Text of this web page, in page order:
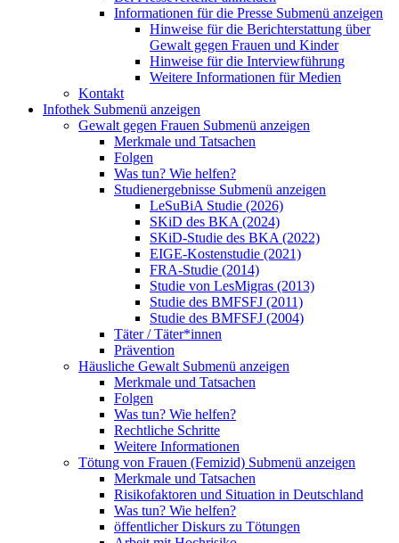
Informationen für die Presse Submenü anzeigen
Hinweise für die Berichterstattung über
Gewalt gegen Frauen und Kinder
Hinweise für die Interviewführung
Weitere Informationen für Medien
Kontakt
Infothek Submenü anzeigen
Gewalt gegen Frauen Submenü anzeigen
Merkmale und Tatsachen
Folgen
Was tun? Wie helfen?
Studienergebnisse Submenü anzeigen
LeSuBiA Studie (2026)
SKiD des BKA (2024)
SKiD-Studie des BKA (2022)
EIGE-Kostenstudie (2021)
FRA-Studie (2014)
Studie von LesMigras (2013)
Studie des BMFSFJ (2011)
Studie des BMFSFJ (2004)
Täter / Täter*innen
Prävention
Häusliche Gewalt Submenü anzeigen
Merkmale und Tatsachen
Folgen
Was tun? Wie helfen?
Rechtliche Schritte
Weitere Informationen
Tötung von Frauen (Femizid) Submenü anzeigen
Merkmale und Tatsachen
Risikofaktoren und Situation in Deutschland
Was tun? Wie helfen?
öffentlicher Diskurs zu Tötungen